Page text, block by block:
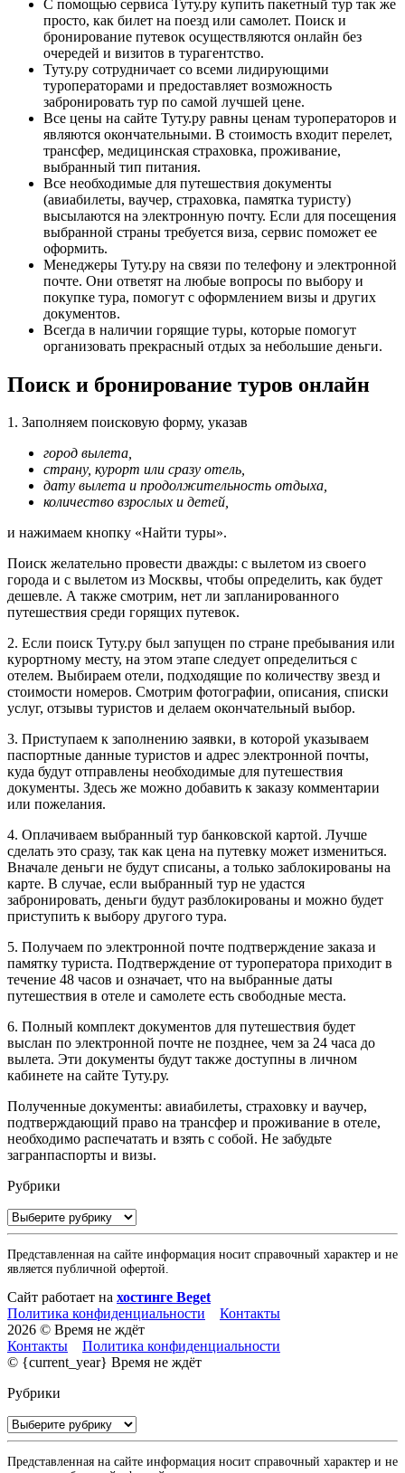
С помощью сервиса Туту.ру купить пакетный тур так же
просто, как билет на поезд или самолет. Поиск и
бронирование путевок осуществляются онлайн без
очередей и визитов в турагентство.
Туту.ру сотрудничает со всеми лидирующими
туроператорами и предоставляет возможность
забронировать тур по самой лучшей цене.
Все цены на сайте Туту.ру равны ценам туроператоров и
являются окончательными. В стоимость входит перелет,
трансфер, медицинская страховка, проживание,
выбранный тип питания.
Все необходимые для путешествия документы
(авиабилеты, ваучер, страховка, памятка туристу)
высылаются на электронную почту. Если для посещения
выбранной страны требуется виза, сервис поможет ее
оформить.
Менеджеры Туту.ру на связи по телефону и электронной
почте. Они ответят на любые вопросы по выбору и
покупке тура, помогут с оформлением визы и других
документов.
Всегда в наличии горящие туры, которые помогут
организовать прекрасный отдых за небольшие деньги.
Поиск и бронирование туров онлайн
1. Заполняем поисковую форму, указав
город вылета,
страну, курорт или сразу отель,
дату вылета и продолжительность отдыха,
количество взрослых и детей,
и нажимаем кнопку «Найти туры».
Поиск желательно провести дважды: с вылетом из своего
города и с вылетом из Москвы, чтобы определить, как будет
дешевле. А также смотрим, нет ли запланированного
путешествия среди горящих путевок.
2. Если поиск Туту.ру был запущен по стране пребывания или
курортному месту, на этом этапе следует определиться с
отелем. Выбираем отели, подходящие по количеству звезд и
стоимости номеров. Смотрим фотографии, описания, списки
услуг, отзывы туристов и делаем окончательный выбор.
3. Приступаем к заполнению заявки, в которой указываем
паспортные данные туристов и адрес электронной почты,
куда будут отправлены необходимые для путешествия
документы. Здесь же можно добавить к заказу комментарии
или пожелания.
4. Оплачиваем выбранный тур банковской картой. Лучше
сделать это сразу, так как цена на путевку может измениться.
Вначале деньги не будут списаны, а только заблокированы на
карте. В случае, если выбранный тур не удастся
забронировать, деньги будут разблокированы и можно будет
приступить к выбору другого тура.
5. Получаем по электронной почте подтверждение заказа и
памятку туриста. Подтверждение от туроператора приходит в
течение 48 часов и означает, что на выбранные даты
путешествия в отеле и самолете есть свободные места.
6. Полный комплект документов для путешествия будет
выслан по электронной почте не позднее, чем за 24 часа до
вылета. Эти документы будут также доступны в личном
кабинете на сайте Туту.ру.
Полученные документы: авиабилеты, страховку и ваучер,
подтверждающий право на трансфер и проживание в отеле,
необходимо распечатать и взять с собой. Не забудьте
загранпаспорты и визы.
Рубрики
Рубрики
Представленная на сайте информация носит справочный характер и не
является публичной офертой.
Сайт работает на хостинге Beget
Политика конфиденциальности
Контакты
2026 © Время не ждёт
Контакты
Политика конфиденциальности
© {current_year} Время не ждёт
Рубрики
Рубрики
Представленная на сайте информация носит справочный характер и не